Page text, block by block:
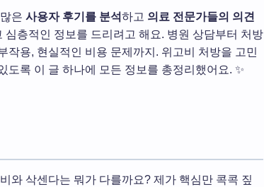
은 사용자 후기를 분석하고 의료 전문가들의 의견
층적인 정보를 드리려고 해요. 병원 상담부터 처방
작용, 현실적인 비용 문제까지. 위고비 처방을 고민
도록 이 글 하나에 모든 정보를 총정리했어요. ✨
와 삭센다는 뭐가 다를까요? 제가 핵심만 콕콕 짚